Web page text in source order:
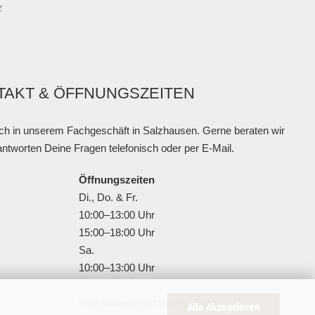
Alle Akzeptieren
& ÖFFNUNGSZEITEN
in unserem Fachgeschäft in Salzhausen. Gerne beraten wir
Deine Fragen telefonisch oder per E-Mail.
Öffnungszeiten
Di., Do. & Fr.
10:00–13:00 Uhr
15:00–18:00 Uhr
Sa.
10:00–13:00 Uhr
Parkplätze direkt vor der Tür.